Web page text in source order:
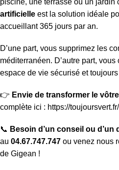
artificielle est la solution idéale
accueillant 365 jours par an.
D’une part, vous supprimez les
méditerranéen. D’autre part,
espace de vie sécurisé et
👉 Envie de transformer le
complète ici : https://
📞 Besoin d’un conseil ou d’un
au 04.67.747.747 ou venez nous
de Gigean !